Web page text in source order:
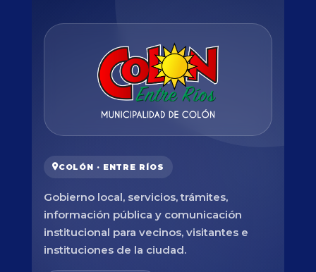
COLÓN · ENTRE RÍOS
Gobierno local, servicios, trámites,
información pública y comunicación
institucional para vecinos, visitantes e
instituciones de la ciudad.